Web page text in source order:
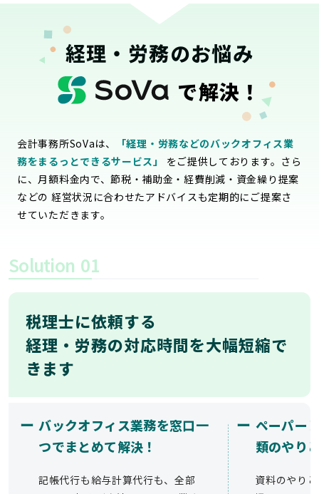
経理・労務のお悩み
で解決！
会計事務所SoVaは、
「経理・労務などのバックオフィス業
務をまるっとできるサービス」
をご提供しております。さら
に、月額料金内で、節税・補助金・経費削減・資金繰り提案
などの 経営状況に合わせたアドバイスも定期的にご提案さ
せていただきます。
Solution 01
税理士に依頼する
経理・労務の対応時間を大幅短縮で
きます
ー バックオフィス業務を窓口一
つでまとめて解決！
記帳代行も給与計算代行も、全部
ー ペーパー
類のやり
資料のやり